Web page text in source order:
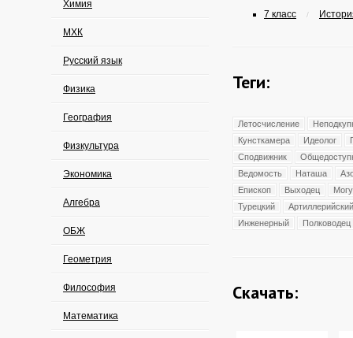
Химия
МХК
Русский язык
Физика
География
Физкультура
Экономика
Алгебра
ОБЖ
Геометрия
Философия
Математика
7 класс /
Теги:
Летосчисление
Кунсткамера
Идеолог
Сподвижник
Ведомость
Наташа
Епископ
Выходец
Турецкий
Артиллерийский
Инженерный
Полководец
Скачать: